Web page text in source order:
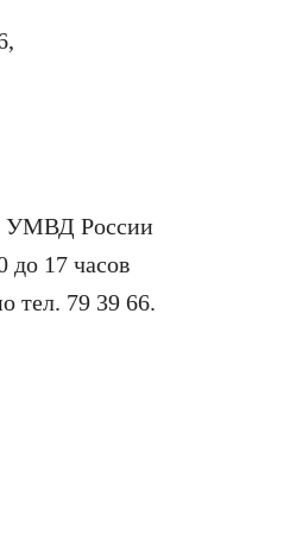
УМВД России
до 17 часов
тел. 79 39 66.